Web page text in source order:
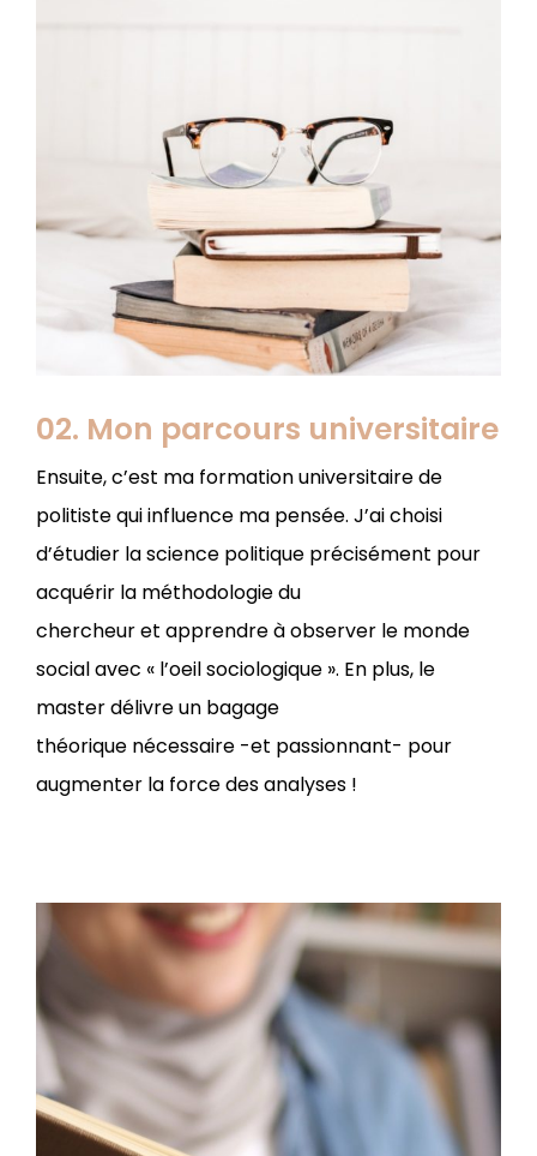
02. Mon parcours universitaire
Ensuite, c’est ma formation universitaire de
politiste qui influence ma pensée. J’ai choisi
d’étudier la science politique précisément pour
acquérir la méthodologie du
chercheur et apprendre à observer le monde
social avec « l’oeil sociologique ». En plus, le
master délivre un bagage
théorique nécessaire -et passionnant- pour
augmenter la force des analyses !